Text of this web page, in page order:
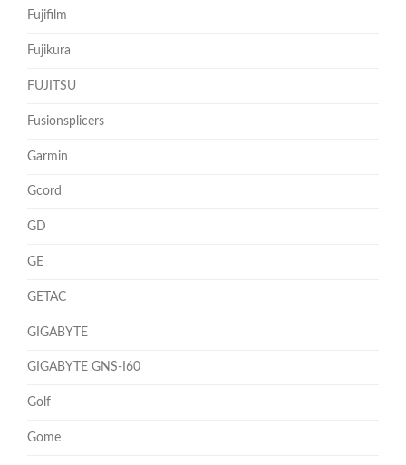
Fujifilm
Fujikura
FUJITSU
Fusionsplicers
Garmin
Gcord
GD
GE
GETAC
GIGABYTE
GIGABYTE GNS-I60
Golf
Gome